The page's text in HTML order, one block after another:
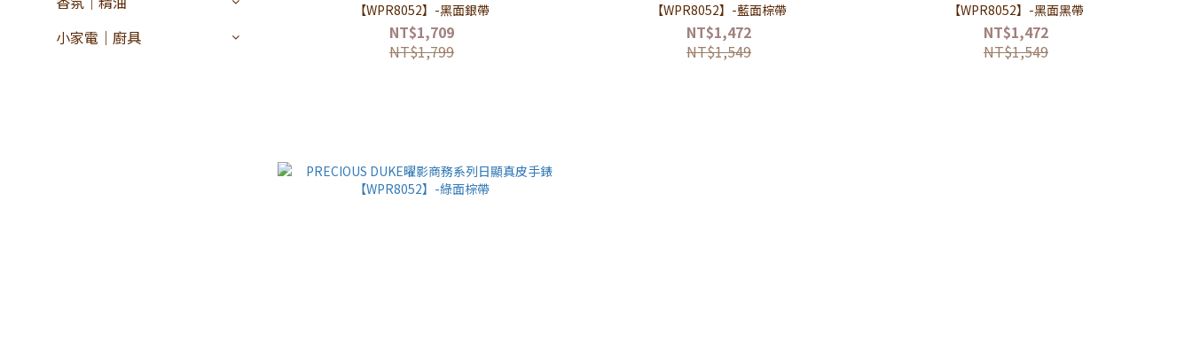
小家電｜廚具
【WPR8052】-黑面銀帶
NT$1,709
NT$1,799
【WPR8052】-藍面棕帶
NT$1,472
NT$1,549
【WPR8052】-黑面黑帶
NT$1,472
NT$1,549